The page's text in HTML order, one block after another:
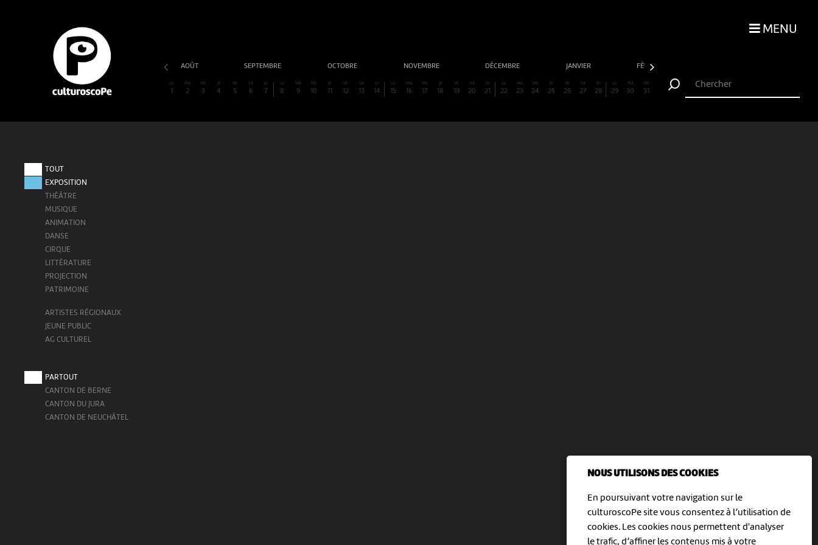
NOUS UTILISONS DES COOKIES
En poursuivant votre navigation sur le
culturoscoPe site vous consentez à l’utilisation de
cookies. Les cookies nous permettent d'analyser
le trafic, d’affiner les contenus mis à votre
MENU
AOÛT SEPTEMBRE OCTOBRE NOVEMBRE DÉCEMBRE JANVIER FÉVRIER
LU
1
MA
2
ME
3
JE
4
VE
5
SA
6
DI
7
LU
8
MA
9
ME
10
JE
11
VE
12
SA
13
DI
14
LU
15
MA
16
ME
17
JE
18
VE
19
SA
20
DI
21
LU
22
MA
23
ME
24
JE
25
VE
26
SA
27
DI
28
LU
29
MA
30
ME
31
TOUT
EXPOSITION
THÉÂTRE
MUSIQUE
ANIMATION
DANSE
CIRQUE
LITTÉRATURE
PROJECTION
PATRIMOINE
ARTISTES RÉGIONAUX
JEUNE PUBLIC
AG CULTUREL
PARTOUT
CANTON DE BERNE
CANTON DU JURA
CANTON DE NEUCHÂTEL